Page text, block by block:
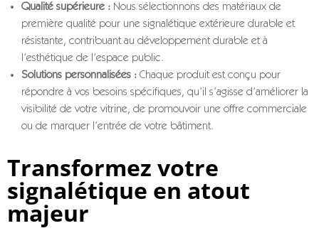
Qualité supérieure : Nous sélectionnons des matériaux de
première qualité pour une signalétique extérieure durable et
résistante, contribuant au développement durable et à
l’esthétique de l’espace public.
Solutions personnalisées : Chaque produit est conçu pour
répondre à vos besoins spécifiques, qu’il s’agisse d’améliorer la
visibilité de votre vitrine, de promouvoir une offre commerciale
ou de marquer l’entrée de votre bâtiment.
Transformez votre
signalétique en atout
majeur